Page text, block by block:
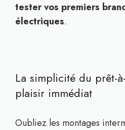
tester vos premiers
électriques.
La simplicité du prêt-
plaisir immédiat
Oubliez les montages